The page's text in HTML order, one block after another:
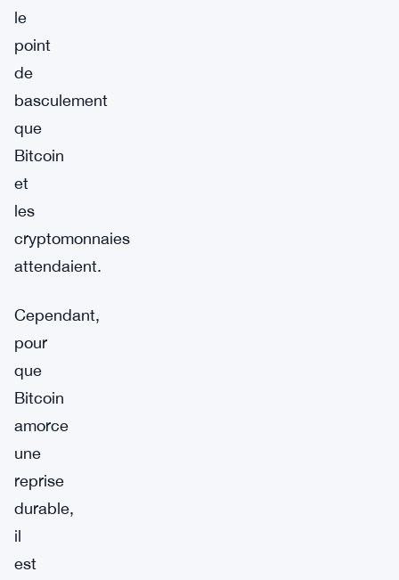
le
point
de
basculement
que
Bitcoin
et
les
cryptomonnaies
attendaient.
Cependant,
pour
que
Bitcoin
amorce
une
reprise
durable,
il
est